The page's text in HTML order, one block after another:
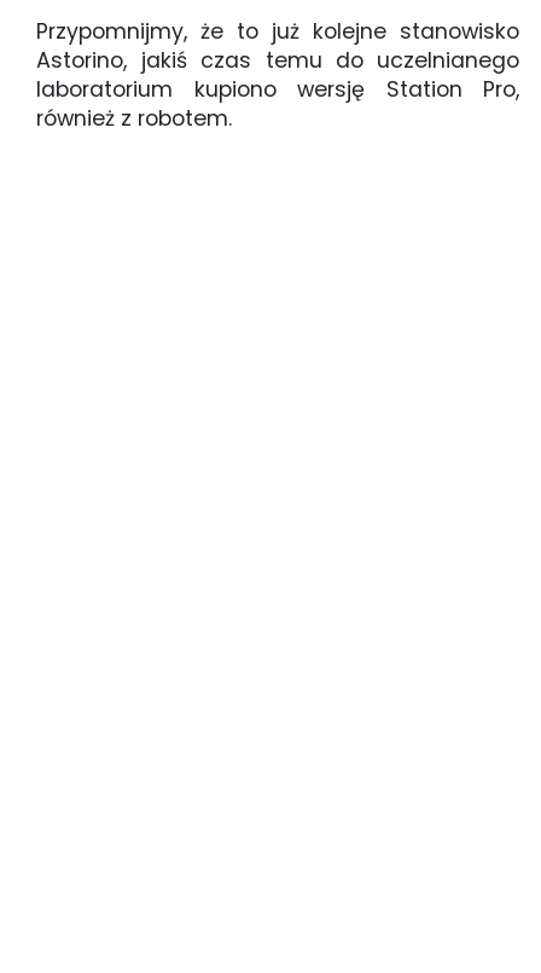
Przypomnijmy, że to już kolejne stanowisko
Astorino, jakiś czas temu do uczelnianego
laboratorium kupiono wersję Station Pro,
również z robotem.